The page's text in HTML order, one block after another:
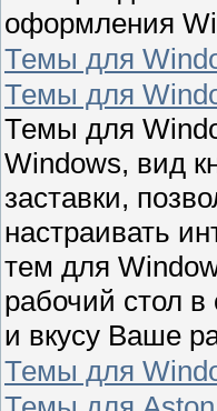
оформления
Темы для
Темы для
Темы для
Windows, вид
заставки,
настраивать
тем для
рабочий стол
и вкусу Ваше
Темы для